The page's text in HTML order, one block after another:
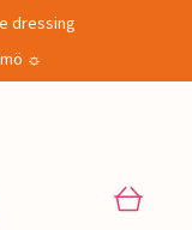
dressing
☼